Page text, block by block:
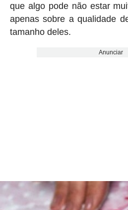
que algo pode não estar
apenas sobre a qualidade
tamanho deles.
Anunciar